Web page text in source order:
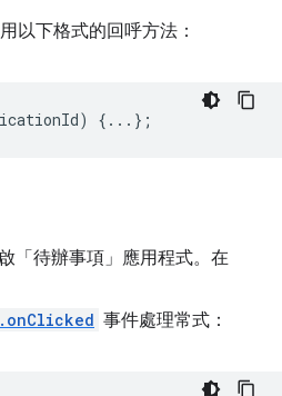
以下格式的回呼方法：
) {...};
「待辦事項」應用程式。在
事件處理常式：